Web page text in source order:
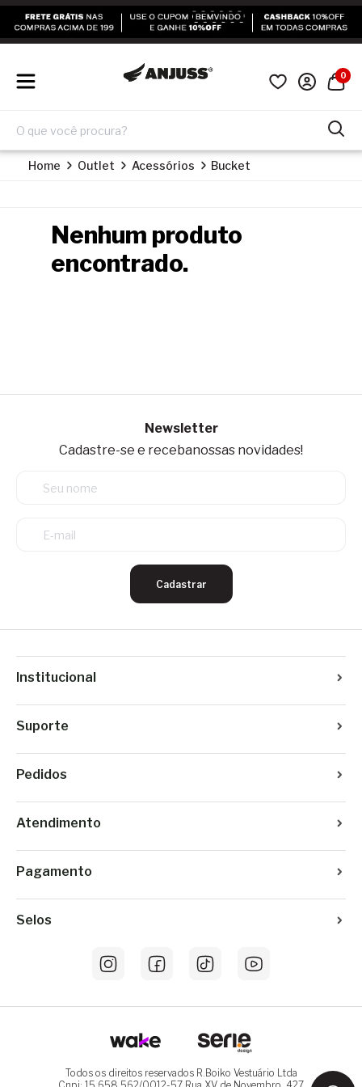
0
Home Outlet Acessórios Bucket
Nenhum produto
encontrado.
Newsletter
Cadastre-se e recebanossas novidades!
Cadastrar
Institucional
Suporte
Pedidos
Atendimento
Pagamento
Selos
Todos os direitos reservados R.Boiko Vestuário Ltda